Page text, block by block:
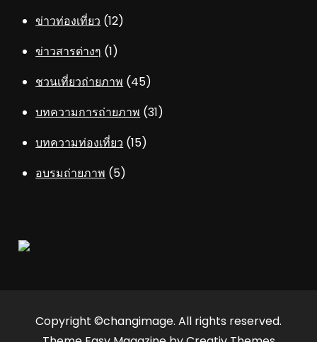
ข่าวท่องเที่ยว (12)
ข่าวสารต่างๆ (1)
ชวนเที่ยวถ่ายภาพ (45)
บทความการถ่ายภาพ (31)
บทความท่องเที่ยว (15)
อบรมถ่ายภาพ (5)
Copyright ©changimage. All rights reserved.